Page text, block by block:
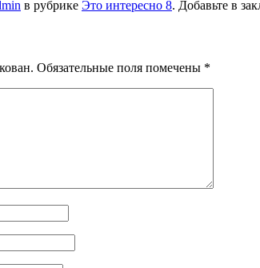
в рубрике Это интересно 8. Добавьте в
Обязательные поля помечены *